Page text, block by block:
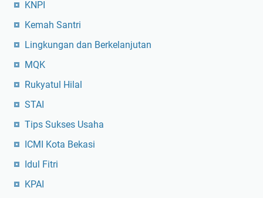
KNPI
Kemah Santri
Lingkungan dan Berkelanjutan
MQK
Rukyatul Hilal
STAI
Tips Sukses Usaha
ICMI Kota Bekasi
Idul Fitri
KPAI